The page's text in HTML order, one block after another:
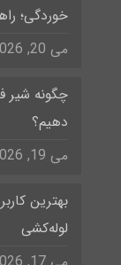
خوردگی؛
می 20, 2026
چگونه شیر
دهیم؟
می 19, 2026
بهترین
لوله‌کشی